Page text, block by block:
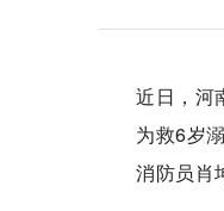
近日，河
为救6岁
消防员肖